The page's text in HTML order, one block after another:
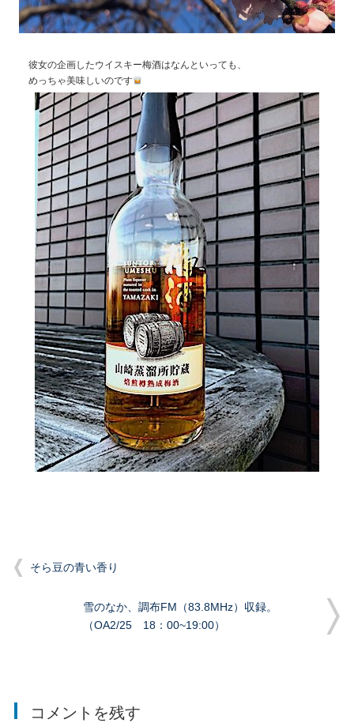
彼女の企画したウイスキー梅酒はなんといっても、
めっちゃ美味しいのです
そら豆の青い香り
雪のなか、調布FM（83.8MHz）収録。
（OA2/25 18：00~19:00）
コメントを残す